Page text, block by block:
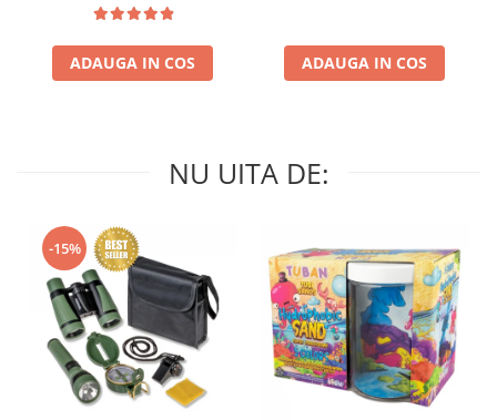
ADAUGA IN COS ADAUGA IN COS
NU UITA DE:
-15%